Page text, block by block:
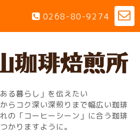
0268-80-9274
ある暮らし」を伝えたい
らコク深い深煎りまで幅広い珈琲
の「コーヒーシーン」に合う珈琲
かりますように。